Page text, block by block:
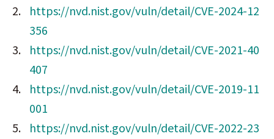
https://nvd.nist.gov/vuln/detail/CVE-2024-12
356
https://nvd.nist.gov/vuln/detail/CVE-2021-40
407
https://nvd.nist.gov/vuln/detail/CVE-2019-11
001
https://nvd.nist.gov/vuln/detail/CVE-2022-23